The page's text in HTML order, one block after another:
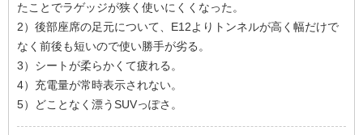
たことでラゲッジが狭く使いにくくなった。
2）後部座席の足元について、E12よりトンネルが高く幅だけで
なく前後も短いので使い勝手が劣る。
3）シートが柔らかくて疲れる。
4）充電量が常時表示されない。
5）どことなく漂うSUVっぽさ。